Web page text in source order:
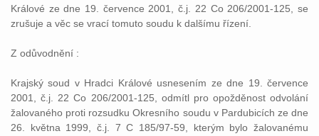
Králové ze dne 19. července 2001, č.j. 22 Co 206/2001-125, se
zrušuje a věc se vrací tomuto soudu k dalšímu řízení.
Z odůvodnění :
Krajský soud v Hradci Králové usnesením ze dne 19. července
2001, č.j. 22 Co 206/2001-125, odmítl pro opožděnost odvolání
žalovaného proti rozsudku Okresního soudu v Pardubicích ze dne
26. května 1999, č.j. 7 C 185/97-59, kterým bylo žalovanému